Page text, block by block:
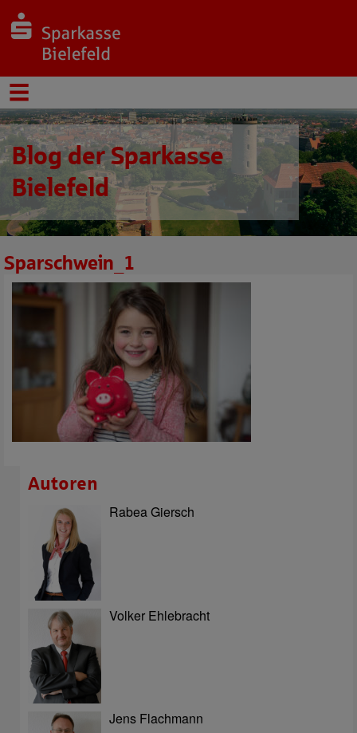
Blog der Sparkasse
Bielefeld
Sparschwein_1
Autoren
Rabea Giersch
Volker Ehlebracht
Jens Flachmann